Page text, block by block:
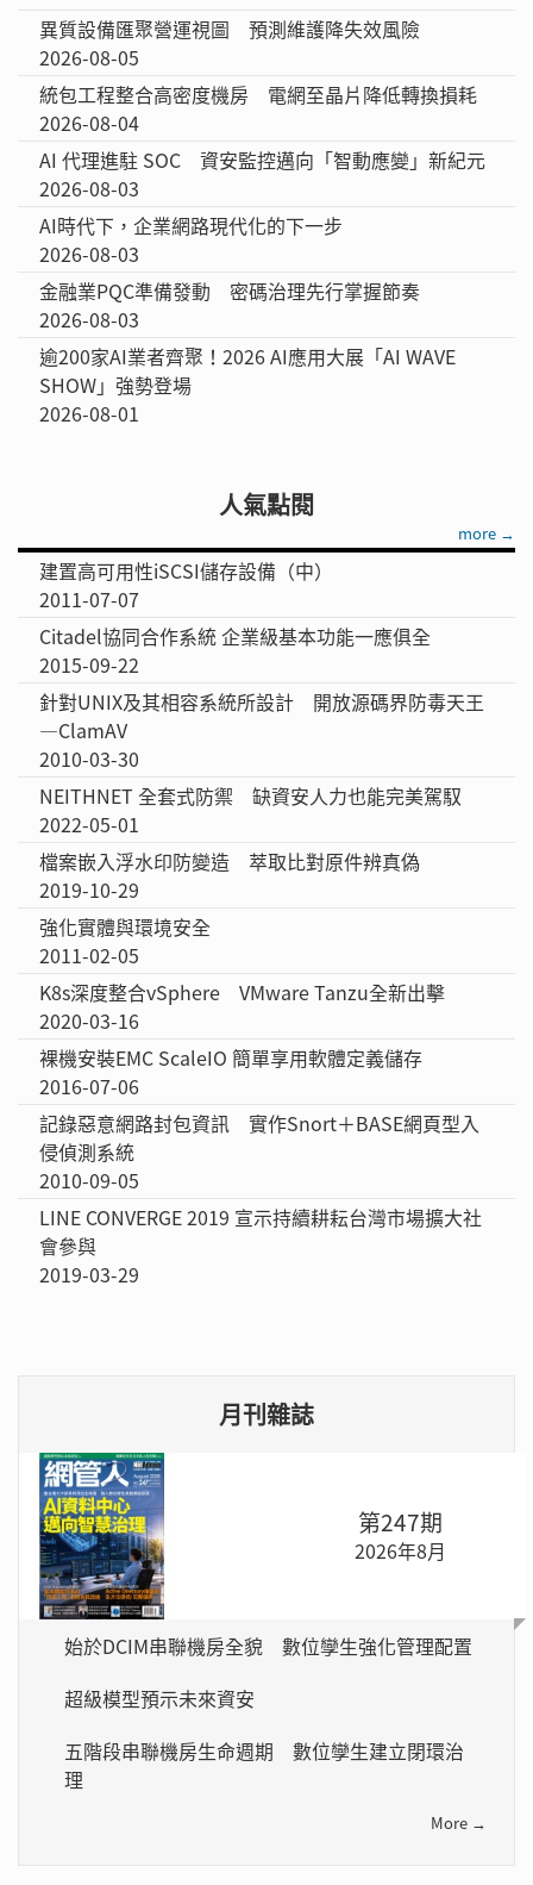
異質設備匯聚營運視圖 預測維護降失效風險
2026-08-05
統包工程整合高密度機房 電網至晶片降低轉換損耗
2026-08-04
AI 代理進駐 SOC 資安監控邁向「智動應變」新紀元
2026-08-03
AI時代下，企業網路現代化的下一步
2026-08-03
金融業PQC準備發動 密碼治理先行掌握節奏
2026-08-03
逾200家AI業者齊聚！2026 AI應用大展「AI WAVE
SHOW」強勢登場
2026-08-01
人氣點閱
more →
建置高可用性iSCSI儲存設備（中）
2011-07-07
Citadel協同合作系統 企業級基本功能一應俱全
2015-09-22
針對UNIX及其相容系統所設計 開放源碼界防毒天王
—ClamAV
2010-03-30
NEITHNET 全套式防禦 缺資安人力也能完美駕馭
2022-05-01
檔案嵌入浮水印防變造 萃取比對原件辨真偽
2019-10-29
強化實體與環境安全
2011-02-05
K8s深度整合vSphere VMware Tanzu全新出擊
2020-03-16
裸機安裝EMC ScaleIO 簡單享用軟體定義儲存
2016-07-06
記錄惡意網路封包資訊 實作Snort＋BASE網頁型入
侵偵測系統
2010-09-05
LINE CONVERGE 2019 宣示持續耕耘台灣市場擴大社
會參與
2019-03-29
月刊雜誌
第247期
2026年8月
始於DCIM串聯機房全貌 數位孿生強化管理配置
超級模型預示未來資安
五階段串聯機房生命週期 數位孿生建立閉環治
理
More →